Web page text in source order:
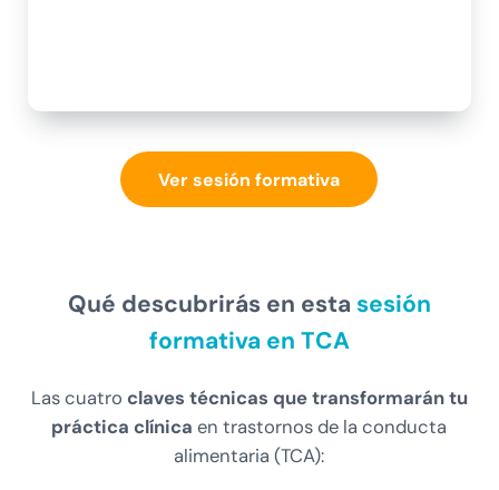
Ver sesión formativa
Qué descubrirás en esta sesión
formativa en TCA
Las cuatro claves técnicas que transformarán tu
práctica clínica en trastornos de la conducta
alimentaria (TCA):